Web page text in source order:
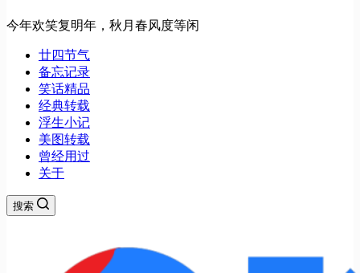
今年欢笑复明年，秋月春风度等闲
廿四节气
备忘记录
笑话精品
经典转载
浮生小记
美图转载
曾经用过
关于
搜索